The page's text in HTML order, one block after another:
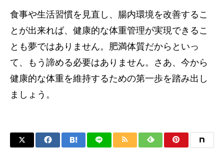
食事や生活習慣を見直し、腸内環境を改善するこ
とが出来れば、健康的な体重管理が実現できるこ
とも夢ではありません。肥満体質だからといっ
て、もう諦める必要はありません。さあ、今から
健康的な体重を維持するための第一歩を踏み出し
ましょう。